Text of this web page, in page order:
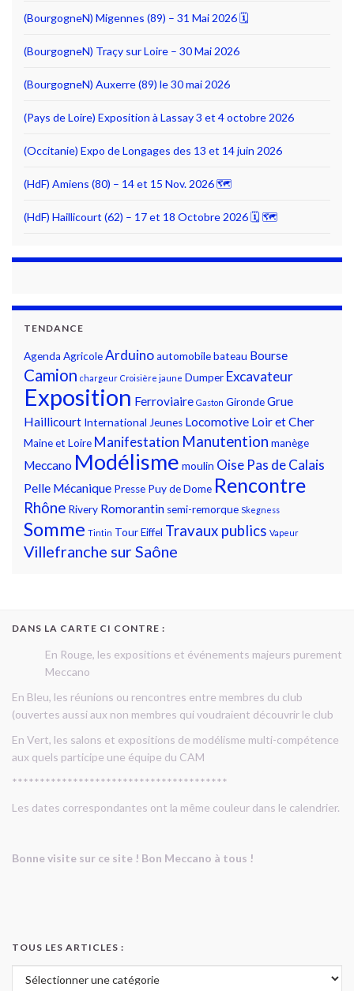
(BourgogneN) Migennes (89) – 31 Mai 2026 🗓
(BourgogneN) Traçy sur Loire – 30 Mai 2026
(BourgogneN) Auxerre (89) le 30 mai 2026
(Pays de Loire) Exposition à Lassay 3 et 4 octobre 2026
(Occitanie) Expo de Longages des 13 et 14 juin 2026
(HdF) Amiens (80) – 14 et 15 Nov. 2026 🗺
(HdF) Haillicourt (62) – 17 et 18 Octobre 2026 🗓 🗺
TENDANCE
Agenda AgricoleArduinoautomobilebateau Bourse
Camion chargeur Croisière jaune Dumper Excavateur
Exposition Ferroviaire Gaston GirondeGrue
Haillicourt International Jeunes Locomotive Loir et Cher
Maine et Loire Manifestation Manutention manège
Meccano Modélisme moulin Oise Pas de Calais
Pelle Mécanique Presse Puy de Dome Rencontre
Rhône Rivery Romorantin semi-remorque Skegness
Somme Tintin Tour Eiffel Travaux publics Vapeur
Villefranche sur Saône
DANS LA CARTE CI CONTRE :
En Rouge, les expositions et événements majeurs purement
Meccano
En Bleu, les réunions ou rencontres entre membres du club
(ouvertes aussi aux non membres qui voudraient découvrir le club
En Vert, les salons et expositions de modélisme multi-compétence
aux quels participe une équipe du CAM
***************************************
Les dates correspondantes ont la même couleur dans le calendrier.
Bonne visite sur ce site ! Bon Meccano à tous !
TOUS LES ARTICLES :
Tous les articles :